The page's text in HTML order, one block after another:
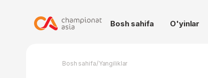
Bosh sahifa O'yinlar
Bosh sahifa/Yangiliklar